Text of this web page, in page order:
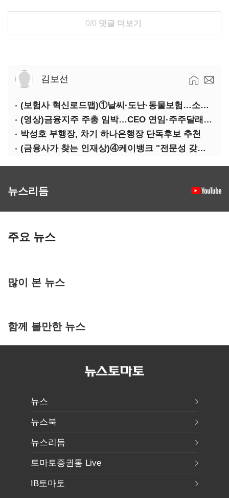
0/0 댓글 더보기
김보선
(보험사 혁신로드맵)①날씨·도난·동물보험…소액단기보험사 설립 추진
(영상)금융지주 주총 임박…CEO 연임·주주달래기 화두로
박성호 부행장, 차기 하나은행장 단독후보 추천
(금융사가 찾는 인재상)④케이뱅크 "전문성 갖고 협업 능숙한지 살필것"
뉴스리듬
주요 뉴스
많이 본 뉴스
함께 볼만한 뉴스
뉴스
뉴스북
뉴스리듬
토마토증권통 Live
IB토마토